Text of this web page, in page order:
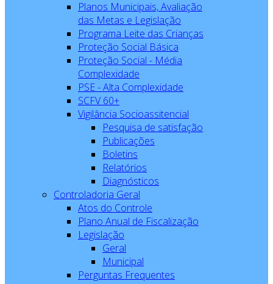
Planos Municipais, Avaliação
das Metas e Legislação
Programa Leite das Crianças
Proteção Social Básica
Proteção Social - Média
Complexidade
PSE - Alta Complexidade
SCFV 60+
Vigilância Socioassitencial
Pesquisa de satisfação
Publicações
Boletins
Relatórios
Diagnósticos
Controladoria Geral
Atos do Controle
Plano Anual de Fiscalização
Legislação
Geral
Municipal
Perguntas Frequentes